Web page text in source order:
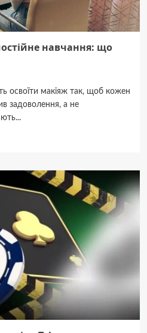
навчання: що
освоїти макіяж так, щоб кожен
задоволення, а не